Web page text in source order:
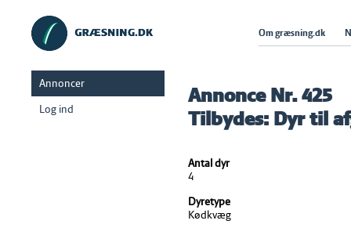
Om græsning.dk
Annoncer
Log ind
Annonce Nr. 425
Tilbydes: Dyr til
Antal dyr
4
Dyretype
Kødkvæg